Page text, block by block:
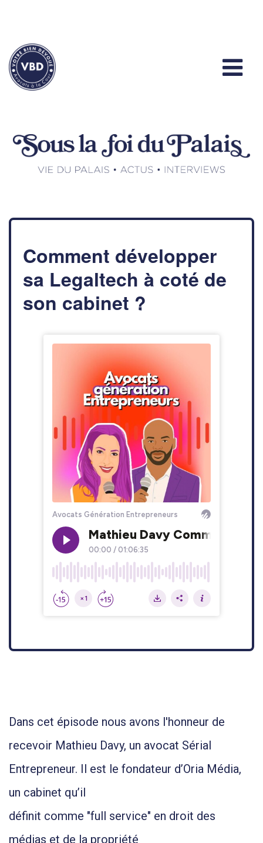
Comment développer
sa Legaltech à coté de
son cabinet ?
Dans cet épisode nous avons l'honneur de
recevoir Mathieu Davy, un avocat Sérial
Entrepreneur. Il est le fondateur d’Oria Média,
un cabinet qu’il
définit comme "full service" en droit des
médias et de la propriété